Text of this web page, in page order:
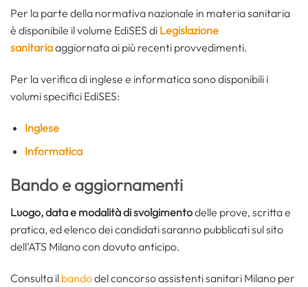
Per la parte della normativa nazionale in materia sanitaria
è disponibile il volume EdiSES di Legislazione
sanitariaaggiornata ai più recenti provvedimenti.
Per la verifica di inglese e informatica sono disponibili i
volumi specifici EdiSES:
Inglese
Informatica
Bando e aggiornamenti
Luogo, data e modalità di svolgimentodelle prove, scritta e
pratica, ed elenco dei candidati saranno pubblicati sul sito
dell’ATS Milano con dovuto anticipo.
Consulta il bandodel concorso assistenti sanitari Milano per